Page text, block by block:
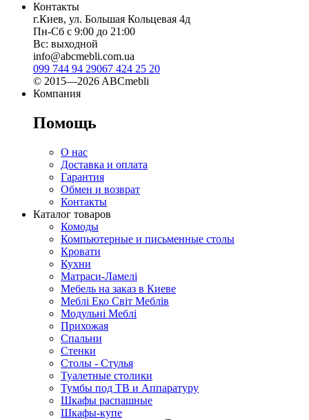
Контакты
г.Киев, ул. Большая Кольцевая 4д
Пн-Сб с 9:00 до 21:00
Вс: выходной
info@abcmebli.com.ua
099 744 94 29067 424 25 20
© 2015—2026 ABCmebli
Компания
Помощь
О нас
Доставка и оплата
Гарантия
Обмен и возврат
Контакты
Каталог товаров
Комоды
Компьютерные и письменные столы
Кровати
Кухни
Матраси-Ламелі
Мебель на заказ в Киеве
Меблі Еко Світ Меблів
Модульні Меблі
Прихожая
Спальни
Стенки
Столы - Стулья
Туалетные столики
Тумбы под ТВ и Аппаратуру
Шкафы распашные
Шкафы-купе